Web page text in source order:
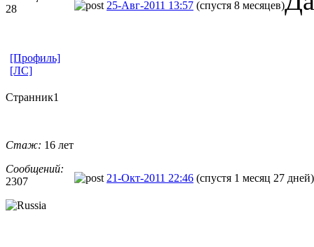
28
25-Авг-2011 13:57 (спустя 8 месяцев)
[Профиль]
[ЛС]
Странник1
Стаж: 16 лет
Сообщений:
2307
21-Окт-2011 22:46 (спустя 1 месяц 27 дней)